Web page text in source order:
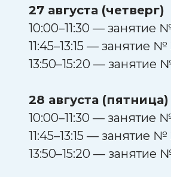
27 августа (четверг)
10:00–11:30 — занятие
11:45–13:15 — занятие №
13:50–15:20 — занятие
28 августа (пятница)
10:00–11:30 — занятие
11:45–13:15 — занятие №
13:50–15:20 — занятие